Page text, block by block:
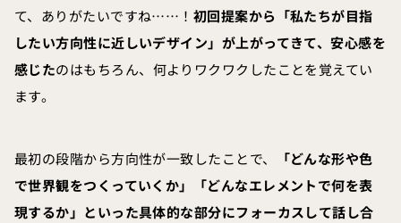
て、ありがたいですね……！ 初回提案から「私たちが目指
したい方向性に近しいデザイン」が上がってきて、安心感を
感じたのはもちろん、何よりワクワクしたことを覚えてい
ます。
最初の段階から方向性が一致したことで、
「どんな形や色
で世界観をつくっていくか」「どんなエレメントで何を表
現するか」といった具体的な部分にフォーカスして話し合